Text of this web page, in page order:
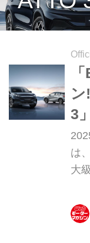
3
7
は
大
ス
し